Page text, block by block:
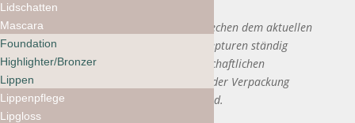
kontrolliert biologischem Anbau
Die angegebenen Inhaltsstoffe entsprechen dem aktuellen
Produktionsstand. Da wir unsere Rezepturen ständig
verbessern und den neuesten wissenschaftlichen
Erkenntnissen anpassen, sind die auf der Verpackung
angegebenen Inhaltsstoffe massgebend.
Lidschatten
Mascara
Foundation
Highlighter/Bronzer
Lippen
Lippenpflege
Lipgloss